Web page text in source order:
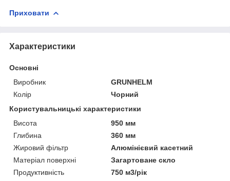
Приховати
Характеристики
Основні
Виробник
GRUNHELM
Колір
Чорний
Користувальницькі характеристики
Висота
950 мм
Глибина
360 мм
Жировий фільтр
Алюмінієвий касетний
Матеріал поверхні
Загартоване скло
Продуктивність
750 м3/рік